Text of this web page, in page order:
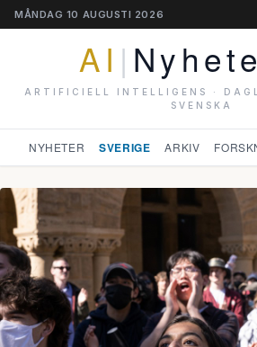
MÅNDAG 10 AUGUSTI 2026
AI |
ARTIFICIELL INTELLIGENS ·
SVENSKA
NYHETER SVERIGE ARKIV